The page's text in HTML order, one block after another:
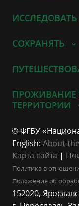
ИССЛЕДОВАТЬ
СОХРАНЯТЬ
ПРОЖИВАНИЕ
ТЕРРИТОРИИ
© ФГБУ
English: About
Карта сайта |
Политика в
Положение об
152020,